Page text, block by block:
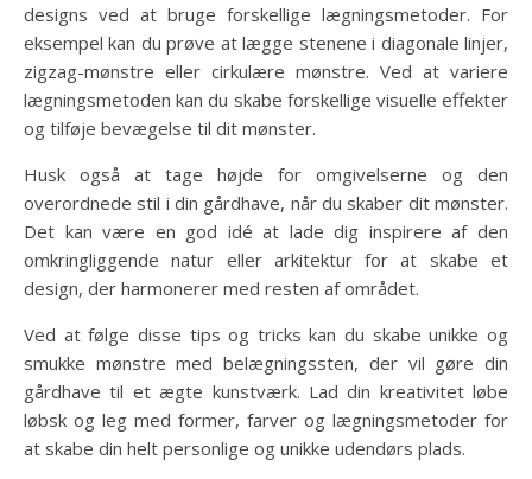
designs ved at bruge forskellige lægningsmetoder. For
eksempel kan du prøve at lægge stenene i diagonale linjer,
zigzag-mønstre eller cirkulære mønstre. Ved at variere
lægningsmetoden kan du skabe forskellige visuelle effekter
og tilføje bevægelse til dit mønster.
Husk også at tage højde for omgivelserne og den
overordnede stil i din gårdhave, når du skaber dit mønster.
Det kan være en god idé at lade dig inspirere af den
omkringliggende natur eller arkitektur for at skabe et
design, der harmonerer med resten af området.
Ved at følge disse tips og tricks kan du skabe unikke og
smukke mønstre med belægningssten, der vil gøre din
gårdhave til et ægte kunstværk. Lad din kreativitet løbe
løbsk og leg med former, farver og lægningsmetoder for
at skabe din helt personlige og unikke udendørs plads.